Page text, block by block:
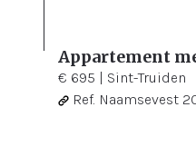
1 65 m²
€ 695 | Sint-Truiden
Ref. Naamsevest